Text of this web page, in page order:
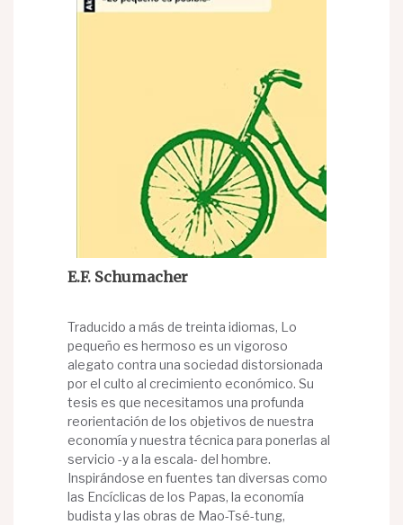
E.F. Schumacher
Traducido a más de treinta idiomas, Lo
pequeño es hermoso es un vigoroso
alegato contra una sociedad distorsionada
por el culto al crecimiento económico. Su
tesis es que necesitamos una profunda
reorientación de los objetivos de nuestra
economía y nuestra técnica para ponerlas al
servicio -y a la escala- del hombre.
Inspirándose en fuentes tan diversas como
las Encíclicas de los Papas, la economía
budista y las obras de Mao-Tsé-tung,